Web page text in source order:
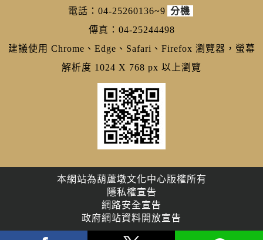
電話：04-25260136~9 分機
傳真：04-25244498
建議使用 Chrome、Edge、Safari、Firefox 瀏覽器，螢幕
解析度 1024 X 768 px 以上瀏覽
本網站為葫蘆墩文化中心版權所有
隱私權宣告
網路安全宣告
政府網站資料開放宣告